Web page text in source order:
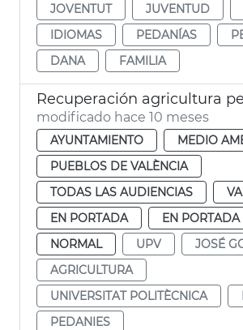
JOVENTUT
JUVENTUD
IDIOMAS
PEDANÍAS
DANA
FAMILIA
Recuperación agricultura
modificado hace 10 meses
AYUNTAMIENTO
MEDIO
PUEBLOS DE VALÈNCIA
TODAS LAS AUDIENCIAS
EN PORTADA
EN PORTADA
NORMAL
UPV
JOSÉ
AGRICULTURA
UNIVERSITAT POLITÈCNICA
PEDANIES